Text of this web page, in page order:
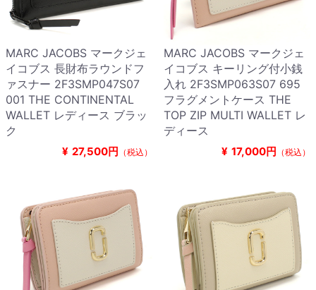
MARC JACOBS マークジェ
イコブス 長財布ラウンドフ
ァスナー 2F3SMP047S07
001 THE CONTINENTAL
WALLET レディース ブラッ
ク
¥ 27,500円 （税込）
MARC JACOBS マークジェ
イコブス キーリング付小銭
入れ 2F3SMP063S07 695
フラグメントケース THE
TOP ZIP MULTI WALLET レ
ディース
¥ 17,000円 （税込）